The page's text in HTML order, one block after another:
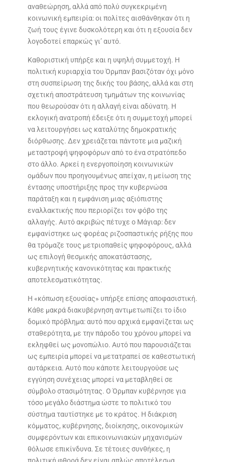
αναθεώρηση, αλλά από πολύ συγκεκριμένη
κοινωνική εμπειρία: οι πολίτες αισθάνθηκαν ότι η
ζωή τους έγινε δυσκολότερη και ότι η εξουσία δεν
λογοδοτεί επαρκώς γι’ αυτό.
Καθοριστική υπήρξε και η υψηλή συμμετοχή. Η
πολιτική κυριαρχία του Όρμπαν βασιζόταν όχι μόνο
στη συσπείρωση της δικής του βάσης, αλλά και στη
σχετική αποστράτευση τμημάτων της κοινωνίας
που θεωρούσαν ότι η αλλαγή είναι αδύνατη. Η
εκλογική ανατροπή έδειξε ότι η συμμετοχή μπορεί
να λειτουργήσει ως καταλύτης δημοκρατικής
διόρθωσης. Δεν χρειάζεται πάντοτε μια μαζική
μεταστροφή ψηφοφόρων από το ένα στρατόπεδο
στο άλλο. Αρκεί η ενεργοποίηση κοινωνικών
ομάδων που προηγουμένως απείχαν, η μείωση της
έντασης υποστήριξης προς την κυβερνώσα
παράταξη και η εμφάνιση μιας αξιόπιστης
εναλλακτικής που περιορίζει τον φόβο της
αλλαγής. Αυτό ακριβώς πέτυχε ο Μάγιαρ: δεν
εμφανίστηκε ως φορέας ριζοσπαστικής ρήξης που
θα τρόμαζε τους μετριοπαθείς ψηφοφόρους, αλλά
ως επιλογή θεσμικής αποκατάστασης,
κυβερνητικής κανονικότητας και πρακτικής
αποτελεσματικότητας.
Η «κόπωση εξουσίας» υπήρξε επίσης αποφασιστική.
Κάθε μακρά διακυβέρνηση αντιμετωπίζει το ίδιο
δομικό πρόβλημα: αυτό που αρχικά εμφανίζεται ως
σταθερότητα, με την πάροδο του χρόνου μπορεί να
εκληφθεί ως μονοπώλιο. Αυτό που παρουσιάζεται
ως εμπειρία μπορεί να μετατραπεί σε καθεστωτική
αυτάρκεια. Αυτό που κάποτε λειτουργούσε ως
εγγύηση συνέχειας μπορεί να μεταβληθεί σε
σύμβολο στασιμότητας. Ο Όρμπαν κυβέρνησε για
τόσο μεγάλο διάστημα ώστε το πολιτικό του
σύστημα ταυτίστηκε με το κράτος. Η διάκριση
κόμματος, κυβέρνησης, διοίκησης, οικονομικών
συμφερόντων και επικοινωνιακών μηχανισμών
θόλωσε επικίνδυνα. Σε τέτοιες συνθήκες, η